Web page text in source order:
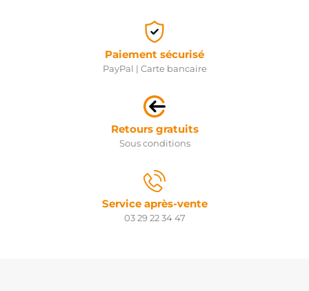
Paiement sécurisé
PayPal | Carte bancaire
Retours gratuits
Sous conditions
Service après-vente
03 29 22 34 47